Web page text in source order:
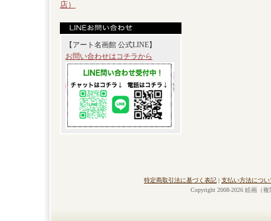
店）
【アート名画館 公式LINE】
お問い合わせはコチラから
特定商取引法に基づく表記 | 支払い方法につい
Copyright 2008-2026 絵画（